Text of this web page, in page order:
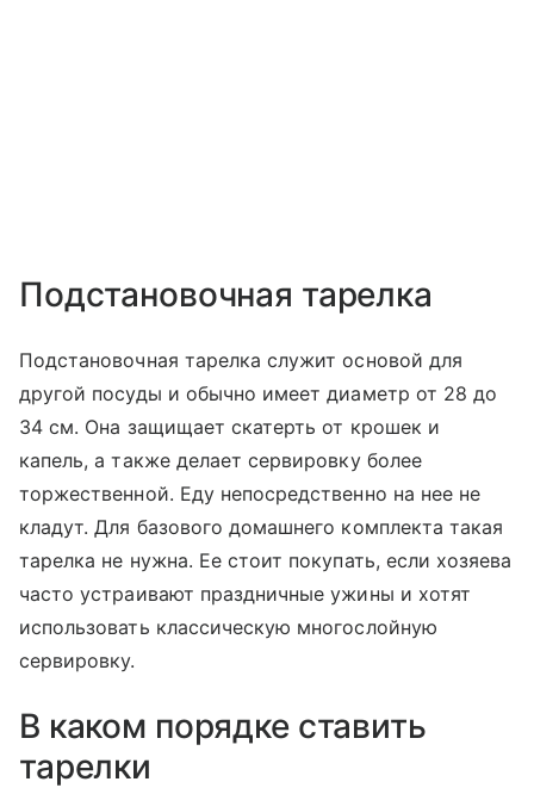
Подстановочная тарелка
Подстановочная тарелка служит основой для
другой посуды и обычно имеет диаметр от 28 до
34 см. Она защищает скатерть от крошек и
капель, а также делает сервировку более
торжественной. Еду непосредственно на нее не
кладут. Для базового домашнего комплекта такая
тарелка не нужна. Ее стоит покупать, если хозяева
часто устраивают праздничные ужины и хотят
использовать классическую многослойную
сервировку.
В каком порядке ставить
тарелки